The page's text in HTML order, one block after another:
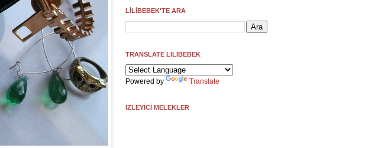
LİLİBEBEK'TE ARA
TRANSLATE LİLİBEBEK
Powered by Translate
İZLEYİCİ MELEKLER